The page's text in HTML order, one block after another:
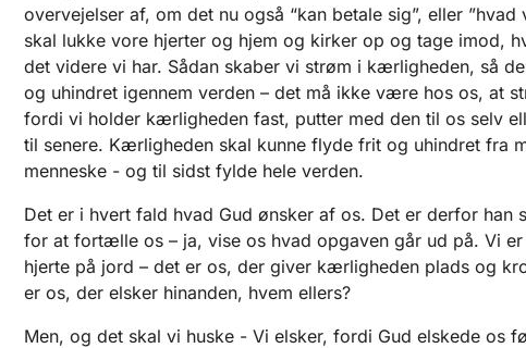
overvejelser af, om det nu også “kan betale sig”, eller
skal lukke vore hjerter og hjem og kirker op og tage imod,
det videre vi har. Sådan skaber vi strøm i kærligheden, så
og uhindret igennem verden – det må ikke være hos os, at
fordi vi holder kærligheden fast, putter med den til os selv
til senere. Kærligheden skal kunne flyde frit og uhindret fra
menneske - og til sidst fylde hele verden.
Det er i hvert fald hvad Gud ønsker af os. Det er derfor han
for at fortælle os – ja, vise os hvad opgaven går ud på. Vi
hjerte på jord – det er os, der giver kærligheden plads og
er os, der elsker hinanden, hvem ellers?
Men, og det skal vi huske - Vi elsker, fordi Gud elskede os